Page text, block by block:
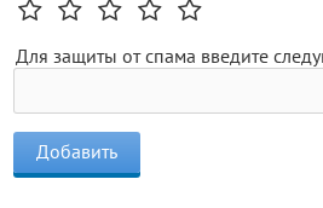
Для защиты от спама введите